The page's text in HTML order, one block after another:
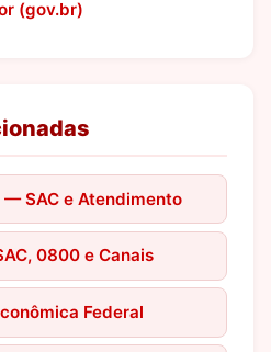
(gov.br)
— SAC e Atendimento
0800 e Canais
Federal